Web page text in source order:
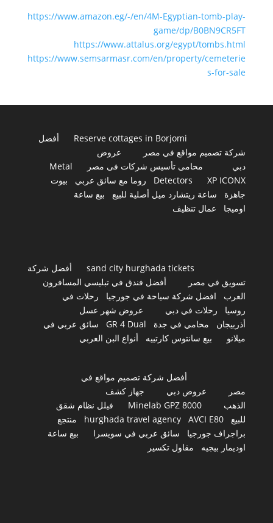
https://www.amazon.eg/-/en/4M-Egyptian-tomb-play-
game/dp/B0BN9CR5FT
https://www.attalus.org/egypt/tombs.html
https://www.semsarmasr.com/en/property/cemeterie
s-for-sale
Reserve cottages in Borjomi
أفضل
شركة تصميم مواقع في مصر
عروض
دبي
محامى تأسيس شركات فى مصر
Metal
Detectors
XP ICONX روما مع سائق عربي
بيوت
جاهزة
ساعة ريتشارد ميل أصلية للبيع
بيع ساعة
اوميجا
عمال تنظيف
sand city hurghada tickets
أفضل شركة
تسويق في مصر
أفضل فندق في تبليسي المسافرون
العرب
افضل شركة سياحة في جورجيا
رحلات في
روسيا
رحلات في دبي
عروض شهر عسل
أذربيجان
محامي في جدة GR 4 Dual
سائق عربي في
ميلانو
بيع سانتوس كارتييه أنواع البن العربي
أفضل شركة تصميم مواقع في
مصر
عروض دبي
جهاز كشف
الذهب
Minelab GPZ 8000
فيلل نظام شقق
للبيع
hurghada travel agency AVCI E80
منتجع
براجراف جورجيا
سائق عربي في سويسرا
بيع ساعة
اوديمار بيجيه
مقاول تكسير